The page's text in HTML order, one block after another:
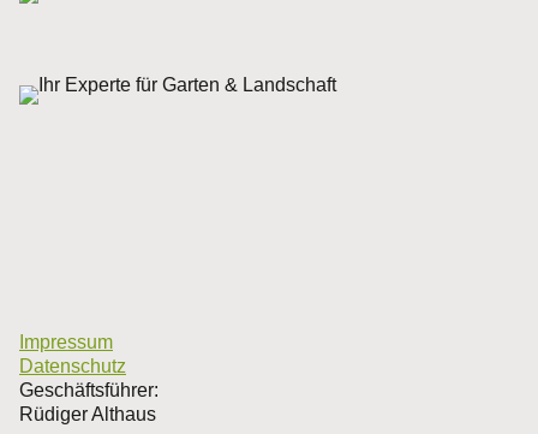
Impressum
Datenschutz
Geschäftsführer:
Rüdiger Althaus